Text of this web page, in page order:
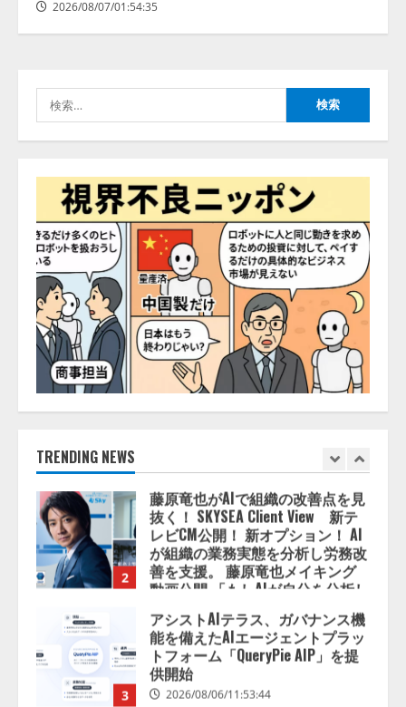
2026/08/07/01:54:35
索:
TRENDING NEWS
レアラ、『AIはどの法律事務所を
を実施
5
創を推進する 「Agentic IoT Lab」
を設立
2026/08/06/11:53:44
1
AI駆動開発の推進に向けて
「TinhVan Technologies JSC.」と業
務提携
2026/08/06/14:54:32
2
藤原竜也がAIで組織の改善点を見
抜く！ SKYSEA Client View 新テ
レビCM公開！ 新オプション！ AI
善を支援。 藤原竜也メイキング
動画公開 「もしAIが自分を分析し
たら、すぐ休めと言われる自信が
ある」「昨年の夏はカブトムシを
捕まえたり、虫と戦ったり…」
2026/08/06/14:54:31
3
アシストAIテラス、ガバナンス機
能を備えたAIエージェントプラッ
トフォーム「QueryPie AIP」を提
供開始
2026/08/06/11:53:44
4
レアラ、『AIはどの法律事務所を
推薦するのか』について 企業法
務系70事務所×5つのAIで実態調査
を実施
2026/08/06/11:53:44